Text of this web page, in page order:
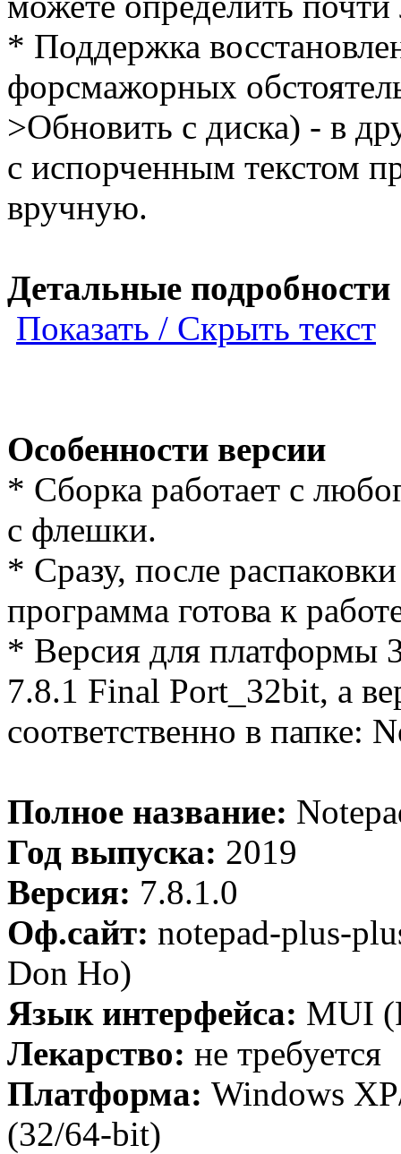
* Поддержка
форсмажорных
>Обновить с диска) - в
с испорченным текстом
вручную.
Детальные подробности
Показать / Скрыть текст
Особенности версии
* Cборка работает с
с флешки.
* Сразу, после
программа готова к
* Версия для платформы
7.8.1 Final Port_32bit, а
соответственно в папке:
Полное название:
Год выпуска: 2019
Версия: 7.8.1.0
Оф.сайт: notepad-plus-
Don Ho)
Язык интерфейса: MUI
Лекарство: не требуется
Платформа: Windows
(32/64-bit)